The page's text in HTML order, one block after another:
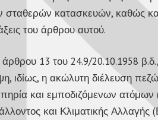
κατασκευών, καθώς
του άρθρου αυτού.
13 του 24.9/20.10.1958
ιδίως, η ακώλυτη διέλευση
και εμποδιζόμενων ατόμων
και Κλιματικής Αλλαγής